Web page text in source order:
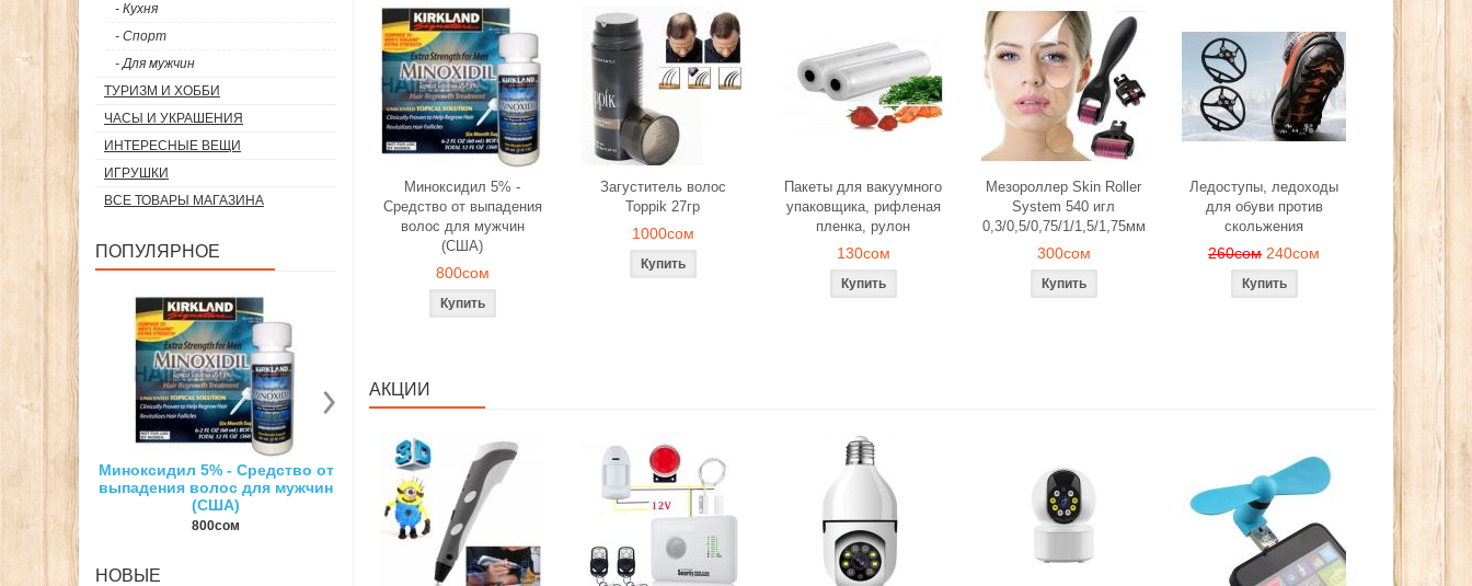
- Кухня
- Спорт
- Для мужчин
ТУРИЗМ И ХОББИ
ЧАСЫ И УКРАШЕНИЯ
ИНТЕРЕСНЫЕ ВЕЩИ
ИГРУШКИ
ВСЕ ТОВАРЫ МАГАЗИНА
ПОПУЛЯРНОЕ
- Средство от
для мужчин
Суперсильный неодимовый
магнит
150сом
3D ручка для объемного
рисования
1350сом
Загуститель волос Toppik
27гр
Наборы свечей, лепестков
роз для романтического
Эспандер фитнес резинка
тренажер (средняя нагрузка)
280сом
Ледоступы,
обуви против
260сом
НОВЫЕ
Миноксидил 5% -
Средство от выпадения
волос для мужчин
(США)
800сом
Загуститель волос
Toppik 27гр
1000сом
Пакеты для вакуумного
упаковщика, рифленая
пленка, рулон
130сом
Мезороллер Skin Roller
System 540 игл
0,3/0,5/0,75/1/1,5/1,75мм
300сом
Ледоступы, ледоходы
для обуви против
скольжения
260сом 240сом
АКЦИИ